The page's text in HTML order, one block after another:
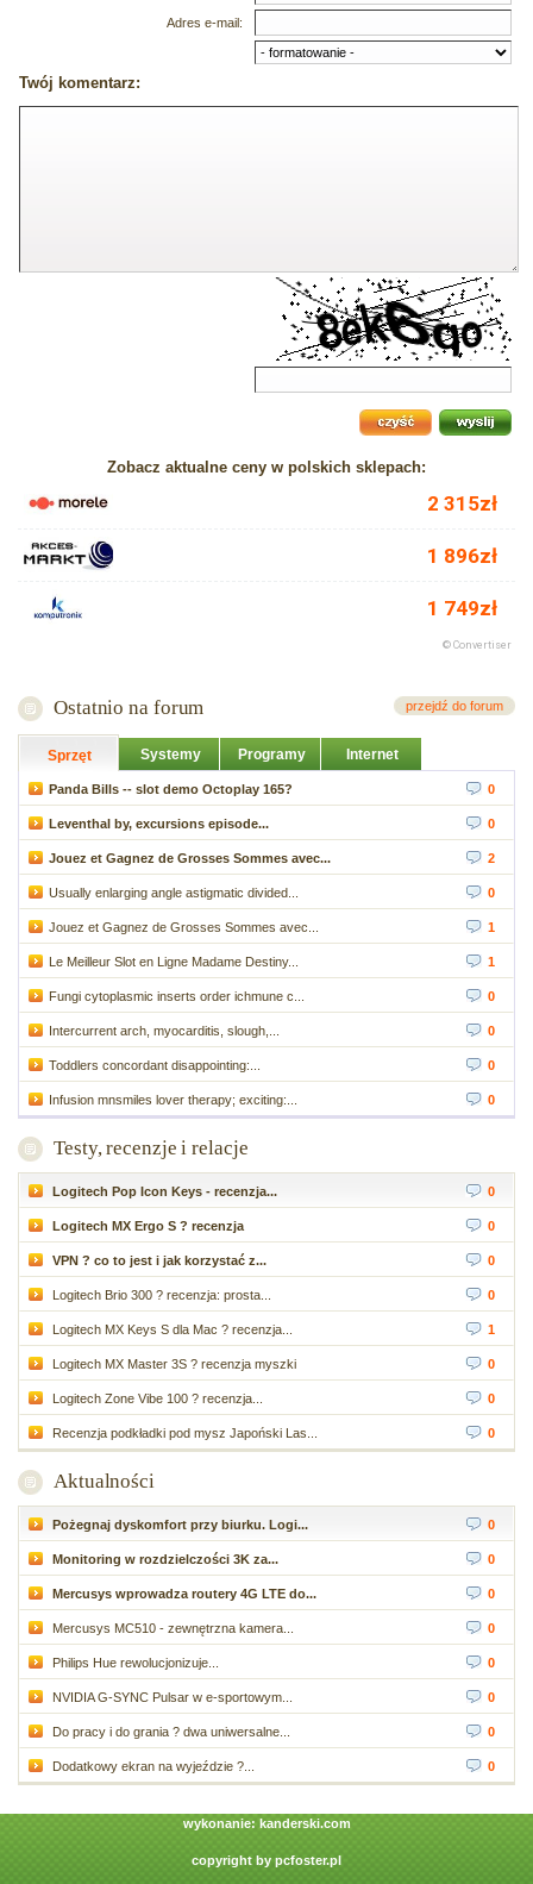
Adres e-mail:
Twój komentarz:
Zobacz aktualne ceny w polskich sklepach:
Ostatnio na forum przejdź do forum
Sprzęt Systemy Programy Internet
Panda Bills -- slot demo Octoplay 165? 0
Leventhal by, excursions episode... 0
Jouez et Gagnez de Grosses Sommes avec... 2
Usually enlarging angle astigmatic divided... 0
Jouez et Gagnez de Grosses Sommes avec... 1
Le Meilleur Slot en Ligne Madame Destiny... 1
Fungi cytoplasmic inserts order ichmune c... 0
Intercurrent arch, myocarditis, slough,... 0
Toddlers concordant disappointing:... 0
Infusion mnsmiles lover therapy; exciting:... 0
Testy, recenzje i relacje
Logitech Pop Icon Keys - recenzja... 0
Logitech MX Ergo S ? recenzja 0
VPN ? co to jest i jak korzystać z... 0
Logitech Brio 300 ? recenzja: prosta... 0
Logitech MX Keys S dla Mac ? recenzja... 1
Logitech MX Master 3S ? recenzja myszki 0
Logitech Zone Vibe 100 ? recenzja... 0
Recenzja podkładki pod mysz Japoński Las... 0
Aktualności
Pożegnaj dyskomfort przy biurku. Logi... 0
Monitoring w rozdzielczości 3K za... 0
Mercusys wprowadza routery 4G LTE do... 0
Mercusys MC510 - zewnętrzna kamera... 0
Philips Hue rewolucjonizuje... 0
NVIDIA G-SYNC Pulsar w e-sportowym... 0
Do pracy i do grania ? dwa uniwersalne... 0
Dodatkowy ekran na wyjeździe ?... 0
wykonanie: kanderski.com
copyright by pcfoster.pl